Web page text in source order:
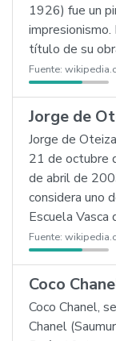
1926) fue un
título de su
Fuente:
Jorge de
Jorge de
21 de octubre
de abril de
considera uno
Escuela Vasca
Fuente:
Coco
Coco Chanel,
Chanel